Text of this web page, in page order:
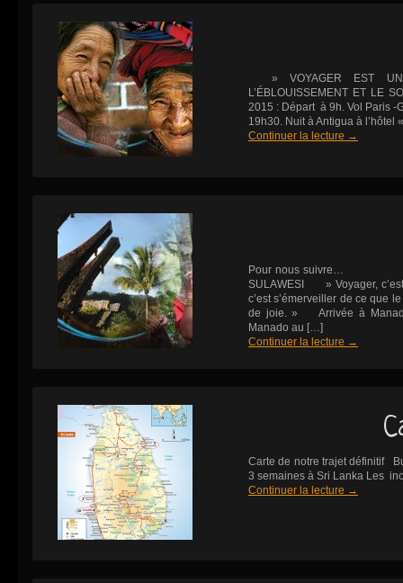
» VOYAGER EST UN
L’ÉBLOUISSEMENT ET LE
2015 : Départ à 9h. Vol Paris -
19h30. Nuit à Antigua à l’hôtel
Continuer la lecture →
Pour nous
SULAWESI » Voyager,
c’est s’émerveiller de ce que
de joie. » Arrivée à
Manado au […]
Continuer la lecture →
Carte de notre trajet définitif
3 semaines à Sri Lanka Les
Continuer la lecture →